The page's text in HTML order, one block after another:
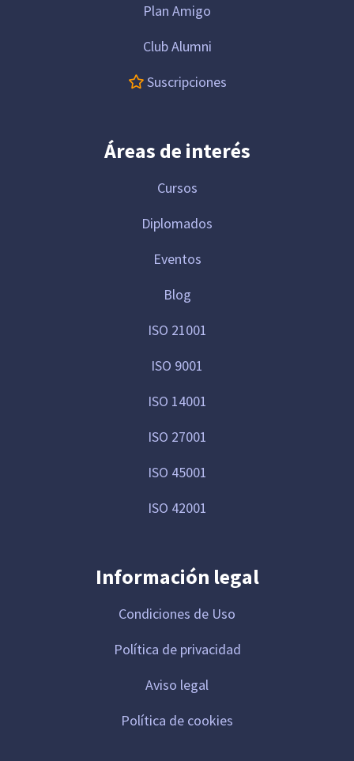
Plan Amigo
Club Alumni
Suscripciones
Áreas de interés
Cursos
Diplomados
Eventos
Blog
ISO 21001
ISO 9001
ISO 14001
ISO 27001
ISO 45001
ISO 42001
Información legal
Condiciones de Uso
Política de privacidad
Aviso legal
Política de cookies